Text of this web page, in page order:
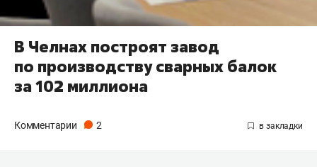
В Челнах построят завод
по производству сварных балок
за 102 миллиона
Комментарии 2